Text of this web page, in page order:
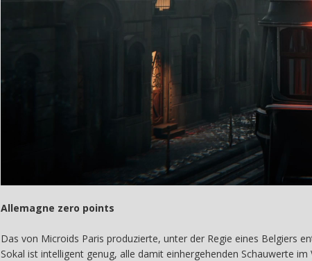
Allemagne zero points
Das von Microids Paris produzierte, unter der Regie eines Belgiers
Sokal ist intelligent genug, alle damit einhergehenden Schauwerte